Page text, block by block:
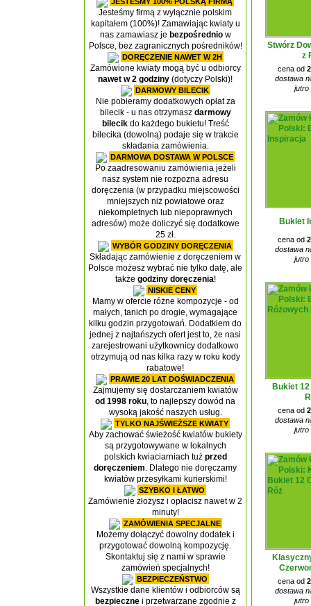
Jesteśmy firmą z wyłącznie polskim
kapitałem (100%)! Zamawiając kwiaty u
nas zamawiasz je bezpośredniow
Polsce, bez zagranicznych pośredników!
DORĘCZENIE NAWET W 2H
Zamówione kwiaty mogą być u odbiorcy
nawet w 2 godziny (dotyczy Polski)!
DARMOWY BILECIK
Nie pobieramy dodatkowych opłat za
bilecik - u nas otrzymasz darmowy
bilecikdo każdego bukietu! Treść
bilecika (dowolną) podaje się w trakcie
składania zamówienia.
DARMOWA DOSTAWA W POLSCE
Po zaadresowaniu zamówienia jeżeli
nasz system nie rozpozna adresu
doręczenia (w przypadku miejscowości
mniejszych niż powiatowe oraz
niekompletnych lub niepoprawnych
adresów) może doliczyć się dodatkowe
25 zł.
WYBÓR GODZINY DORĘCZENIA
Składając zamówienie z doręczeniem w
Polsce możesz wybrać nie tylko datę, ale
także godziny doręczenia!
NISKIE CENY
Mamy w ofercie różne kompozycje - od
małych, tanich po drogie, wymagające
kilku godzin przygotowań. Dodatkiem do
jednej z najtańszych ofert jest to, że nasi
zarejestrowani użytkownicy dodatkowo
otrzymują od nas kilka razy w roku kody
rabatowe!
PRAWIE 20 LAT DOŚWIADCZENIA
Zajmujemy się dostarczaniem kwiatów
od 1998 roku , to najlepszy dowód na
wysoką jakość naszych usług.
TYLKO NAJŚWIEŻSZE KWIATY
Aby zachować świeżość kwiatów bukiety
są przygotowywane w lokalnych
polskich kwiaciarniach tuż przed
doręczeniem . Dlatego nie doręczamy
kwiatów przesyłkami kurierskimi!
SZYBKO I ŁATWO
Zamówienie złożysz i opłacisz nawet w 2
minuty!
ZAMÓWIENIA SPECJALNE
Możemy dołączyć dowolny dodatek i
przygotować dowolną kompozycję.
Skontaktuj się z nami w sprawie
zamówień specjalnych!
BEZPIECZEŃSTWO
Wszystkie dane klientów i odbiorców są
bezpiecznei przetwarzane zgodnie z
Stwórz
z
cena od
dostawa
jutro
Bukiet
cena od
dostawa
jutro
Bukiet
cena od
dostawa
jutro
cena od
dostawa
jutro